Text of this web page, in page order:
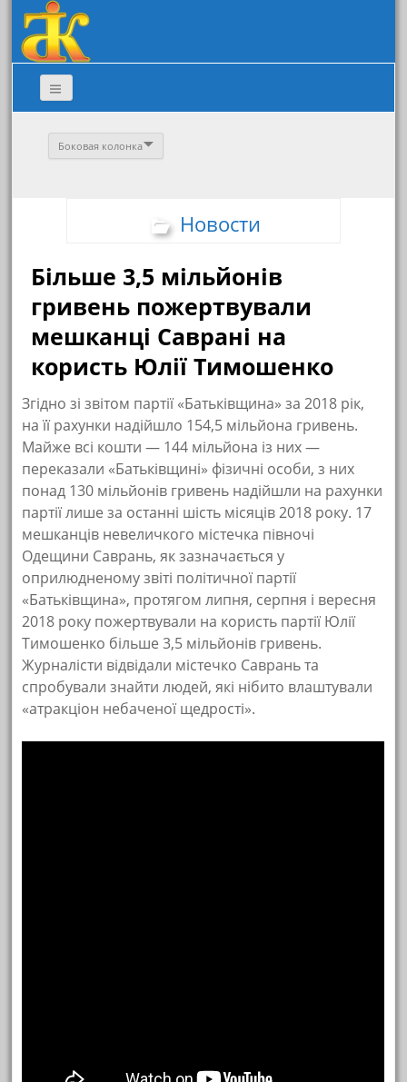
Боковая колонка
Новости
Більше 3,5 мільйонів
гривень пожертвували
мешканці Саврані на
користь Юлії Тимошенко
Згідно зі звітом партії «Батьківщина» за 2018 рік,
на її рахунки надійшло 154,5 мільйона гривень.
Майже всі кошти — 144 мільйона із них —
переказали «Батьківщині» фізичні особи, з них
понад 130 мільйонів гривень надійшли на рахунки
партії лише за останні шість місяців 2018 року. 17
мешканців невеличкого містечка півночі
Одещини Саврань, як зазначається у
оприлюдненому звіті політичної партії
«Батьківщина», протягом липня, серпня і вересня
2018 року пожертвували на користь партії Юлії
Тимошенко більше 3,5 мільйонів гривень.
Журналісти відвідали містечко Саврань та
спробували знайти людей, які нібито влаштували
«атракціон небаченої щедрості».